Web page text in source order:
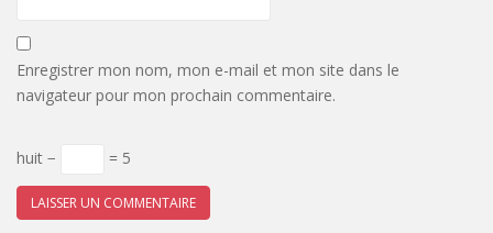
Enregistrer mon nom, mon e-mail et mon site dans le
navigateur pour mon prochain commentaire.
huit − = 5